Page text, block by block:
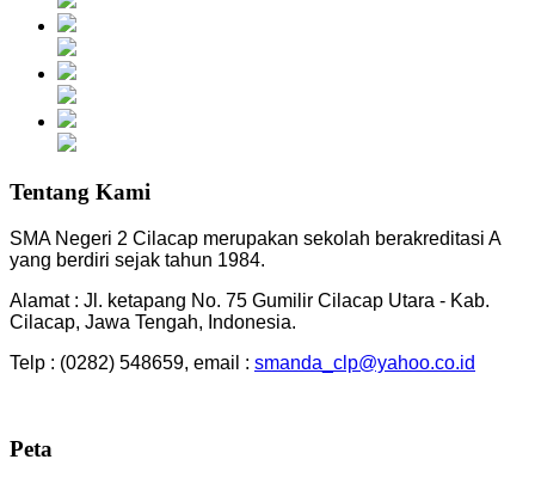
Tentang Kami
SMA Negeri 2 Cilacap merupakan sekolah berakreditasi A
yang berdiri sejak tahun 1984.
Alamat : Jl. ketapang No. 75 Gumilir Cilacap Utara - Kab.
Cilacap, Jawa Tengah, Indonesia.
Telp : (0282) 548659, email : smanda_clp@yahoo.co.id
Peta